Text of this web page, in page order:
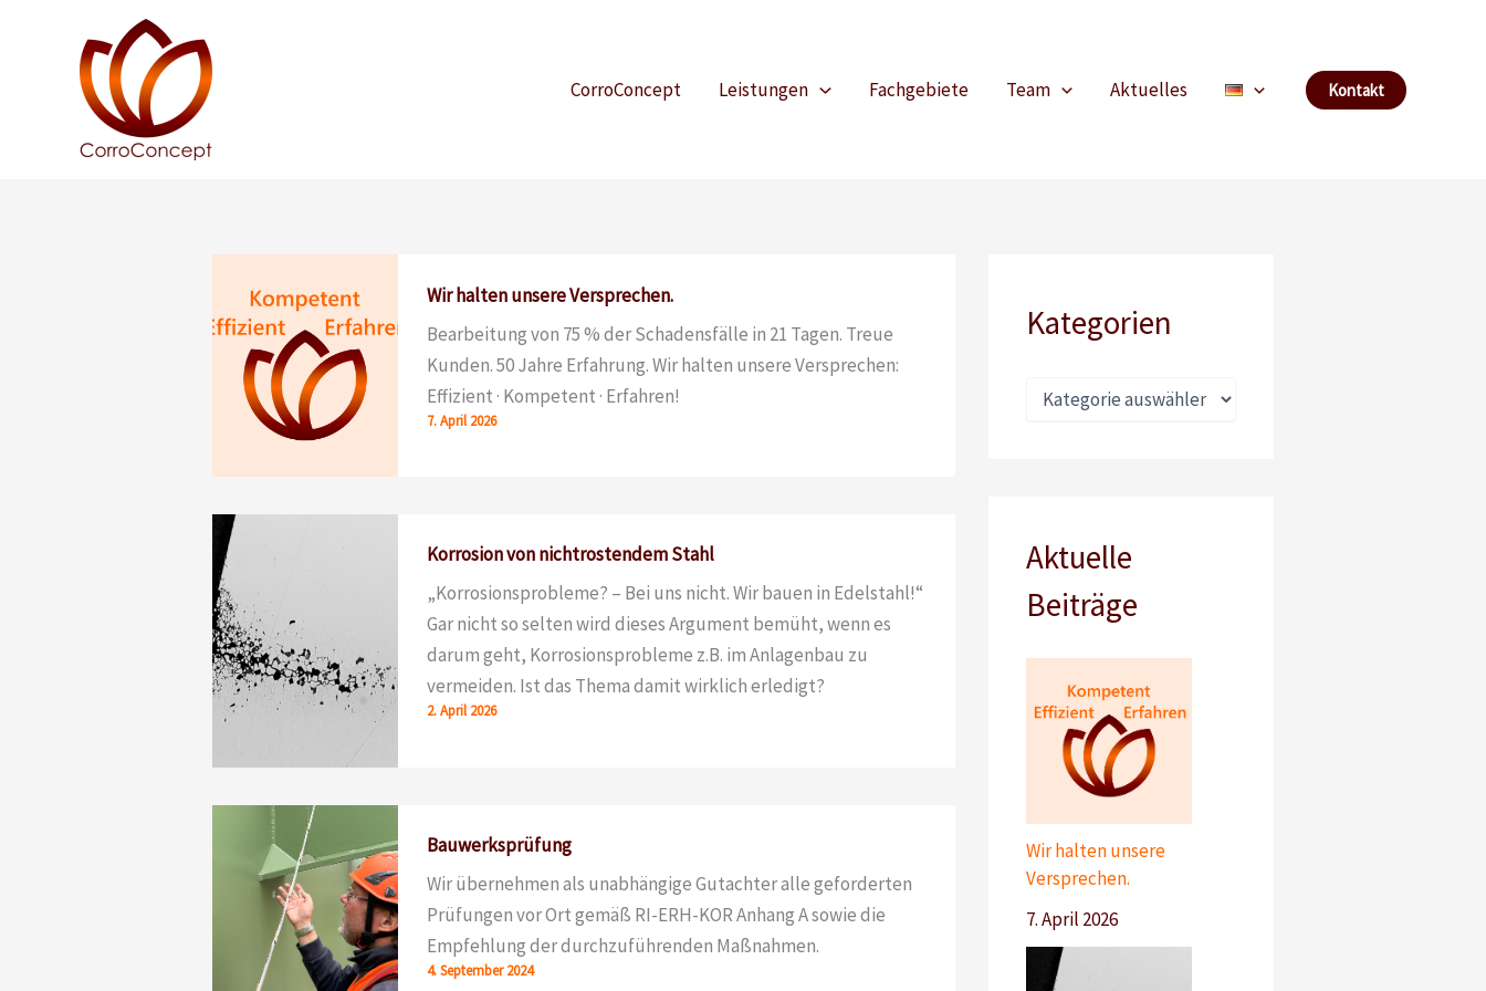
CorroConcept Leistungen Fachgebiete Team Aktuelles Kontakt
Wir halten unsere Versprechen.
Bearbeitung von 75 % der Schadensfälle in 21 Tagen. Treue
Kunden. 50 Jahre Erfahrung. Wir halten unsere Versprechen:
Effizient · Kompetent · Erfahren!
7. April 2026
Korrosion von nichtrostendem Stahl
„Korrosionsprobleme? – Bei uns nicht. Wir bauen in Edelstahl!“
Gar nicht so selten wird dieses Argument bemüht, wenn es
darum geht, Korrosionsprobleme z.B. im Anlagenbau zu
vermeiden. Ist das Thema damit wirklich erledigt?
2. April 2026
Bauwerksprüfung
Wir übernehmen als unabhängige Gutachter alle geforderten
Prüfungen vor Ort gemäß RI-ERH-KOR Anhang A sowie die
Empfehlung der durchzuführenden Maßnahmen.
4. September 2024
Kategorien
Aktuelle
Beiträge
Wir halten unsere
Versprechen.
7. April 2026